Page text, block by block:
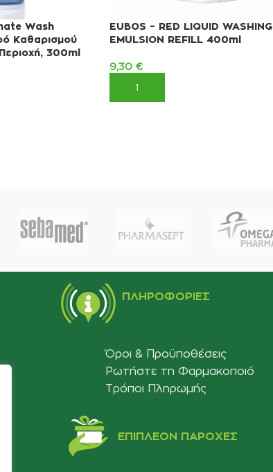
Wash
Καθαρισμού
300ml
EUBOS – RED LIQUID WASHING
EMULSION REFILL 400ml
9,30 €
ΠΡΟΣΘΉΚΗ ΣΤΟ ΚΑΛΆΘΙ
ΠΛΗΡΟΦΟΡΊΕΣ
Όροι & Προϋποθέσεις
Ρωτήστε τη Φαρμακοποιό
Τρόποι Πληρωμής
ΕΠΙΠΛΈΟΝ ΠΑΡΟΧΈΣ